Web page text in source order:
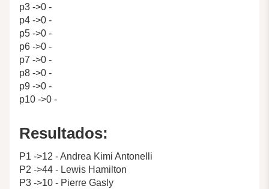
p3 ->0 -
p4 ->0 -
p5 ->0 -
p6 ->0 -
p7 ->0 -
p8 ->0 -
p9 ->0 -
p10 ->0 -
Resultados:
P1 ->12 - Andrea Kimi Antonelli
P2 ->44 - Lewis Hamilton
P3 ->10 - Pierre Gasly